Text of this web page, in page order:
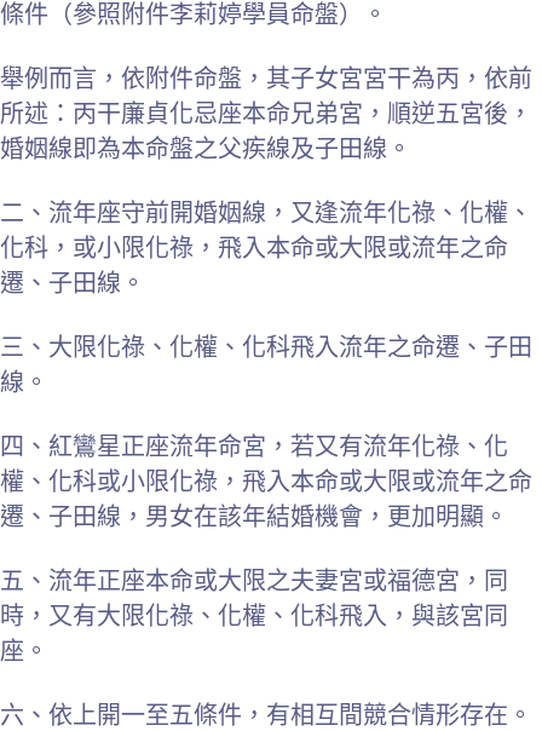
條件（參照附件李莉婷學員命盤）。
舉例而言，依附件命盤，其子女宮宮干為丙，依前
所述：丙干廉貞化忌座本命兄弟宮，順逆五宮後，
婚姻線即為本命盤之父疾線及子田線。
二、流年座守前開婚姻線，又逢流年化祿、化權、
化科，或小限化祿，飛入本命或大限或流年之命
遷、子田線。
三、大限化祿、化權、化科飛入流年之命遷、子田
線。
四、紅鸞星正座流年命宮，若又有流年化祿、化
權、化科或小限化祿，飛入本命或大限或流年之命
遷、子田線，男女在該年結婚機會，更加明顯。
五、流年正座本命或大限之夫妻宮或福德宮，同
時，又有大限化祿、化權、化科飛入，與該宮同
座。
六、依上開一至五條件，有相互間競合情形存在。